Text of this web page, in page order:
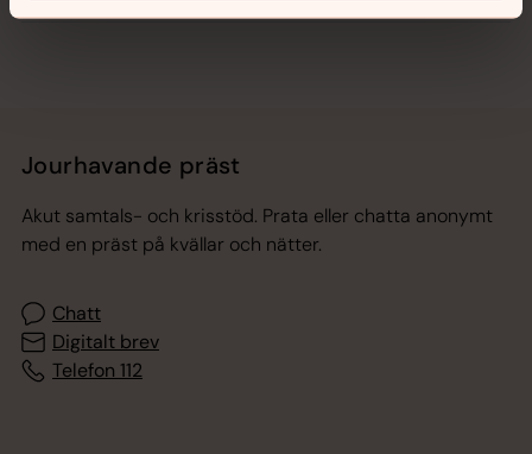
Jourhavande präst
Akut samtals- och krisstöd. Prata eller chatta anonymt
med en präst på kvällar och nätter.
Chatt
Digitalt brev
Telefon 112